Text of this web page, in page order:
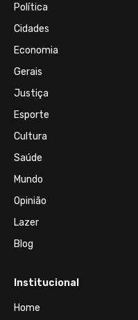
Política
Cidades
Economia
Gerais
Justiça
Esporte
Cultura
Saúde
Mundo
Opinião
Lazer
Blog
Institucional
Home